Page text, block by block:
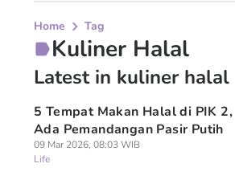
Home Tag
Kuliner Halal
Latest in kuliner halal
5 Tempat Makan Halal di PIK 2,
Ada Pemandangan Pasir Putih
09 Mar 2026, 08:03 WIB
Life